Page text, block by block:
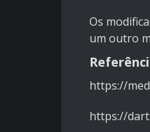
Os
um outro
https://
https://